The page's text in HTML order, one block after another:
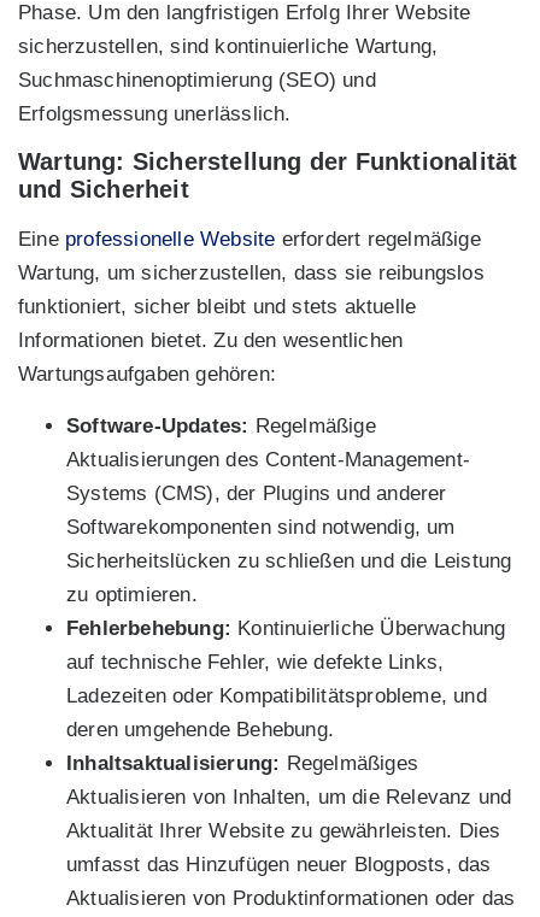
Phase. Um den langfristigen Erfolg Ihrer Website
sicherzustellen, sind kontinuierliche Wartung,
Suchmaschinenoptimierung (SEO) und
Erfolgsmessung unerlässlich.
Wartung: Sicherstellung der Funktionalität
und Sicherheit
Eine professionelle Website erfordert regelmäßige
Wartung, um sicherzustellen, dass sie reibungslos
funktioniert, sicher bleibt und stets aktuelle
Informationen bietet. Zu den wesentlichen
Wartungsaufgaben gehören:
Software-Updates: Regelmäßige
Aktualisierungen des Content-Management-
Systems (CMS), der Plugins und anderer
Softwarekomponenten sind notwendig, um
Sicherheitslücken zu schließen und die Leistung
zu optimieren.
Fehlerbehebung: Kontinuierliche Überwachung
auf technische Fehler, wie defekte Links,
Ladezeiten oder Kompatibilitätsprobleme, und
deren umgehende Behebung.
Inhaltsaktualisierung: Regelmäßiges
Aktualisieren von Inhalten, um die Relevanz und
Aktualität Ihrer Website zu gewährleisten. Dies
umfasst das Hinzufügen neuer Blogposts, das
Aktualisieren von Produktinformationen oder das